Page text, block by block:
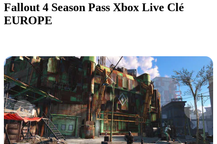
Fallout 4 Season Pass Xbox Live Clé
EUROPE